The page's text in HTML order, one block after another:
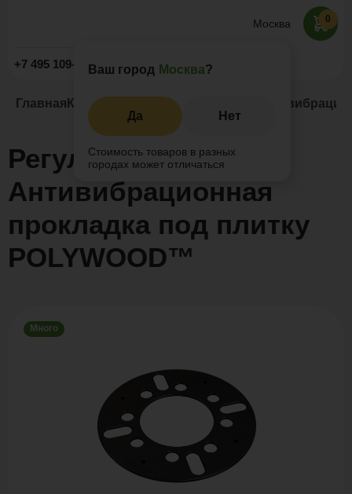
Москва
Ваш город Москва?
Да Нет
Стоимость товаров в разных
городах может отличаться
+7 495 109-52-09 Заказать звонок
0
Главная Каталог Регулируемые опоры
Регулируемая опора
Антивибрационная
прокладка под плитку
POLYWOOD™
Много